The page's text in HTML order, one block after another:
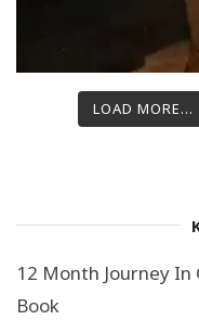
LOAD MORE...
12 Month Journey In
Book